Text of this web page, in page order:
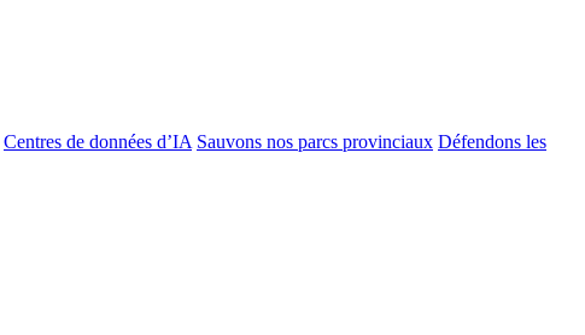
Centres de données d’IA Sauvons nos parcs provinciaux Défendons les